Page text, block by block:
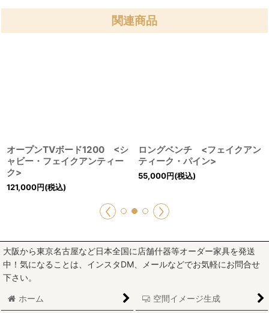
関連商品
オープンTVボード1200 <シ
ャビー・フェイクアンティー
ク>
121,000円(税込)
ロングベンチ <フェイクアン
ティーク・パイン>
55,000円(税込)
大阪から東京名古屋など日本全国に店舗什器等オーダー家具を発送
中！気になることは、インスタDM、メールなどでお気軽にお問合せ
下さい。
ホーム 空間イメージ生成